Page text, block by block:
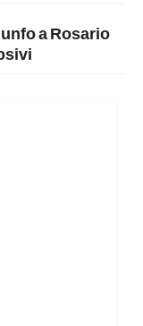
a Rosario